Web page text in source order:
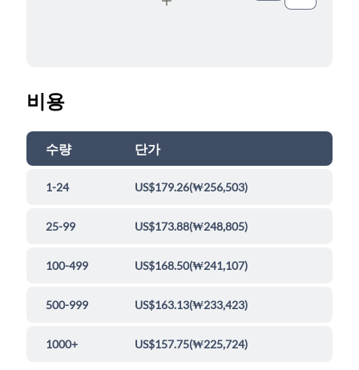
비용
수량 단가
1-24 US$179.26(₩256,503)
25-99 US$173.88(₩248,805)
100-499 US$168.50(₩241,107)
500-999 US$163.13(₩233,423)
1000+ US$157.75(₩225,724)